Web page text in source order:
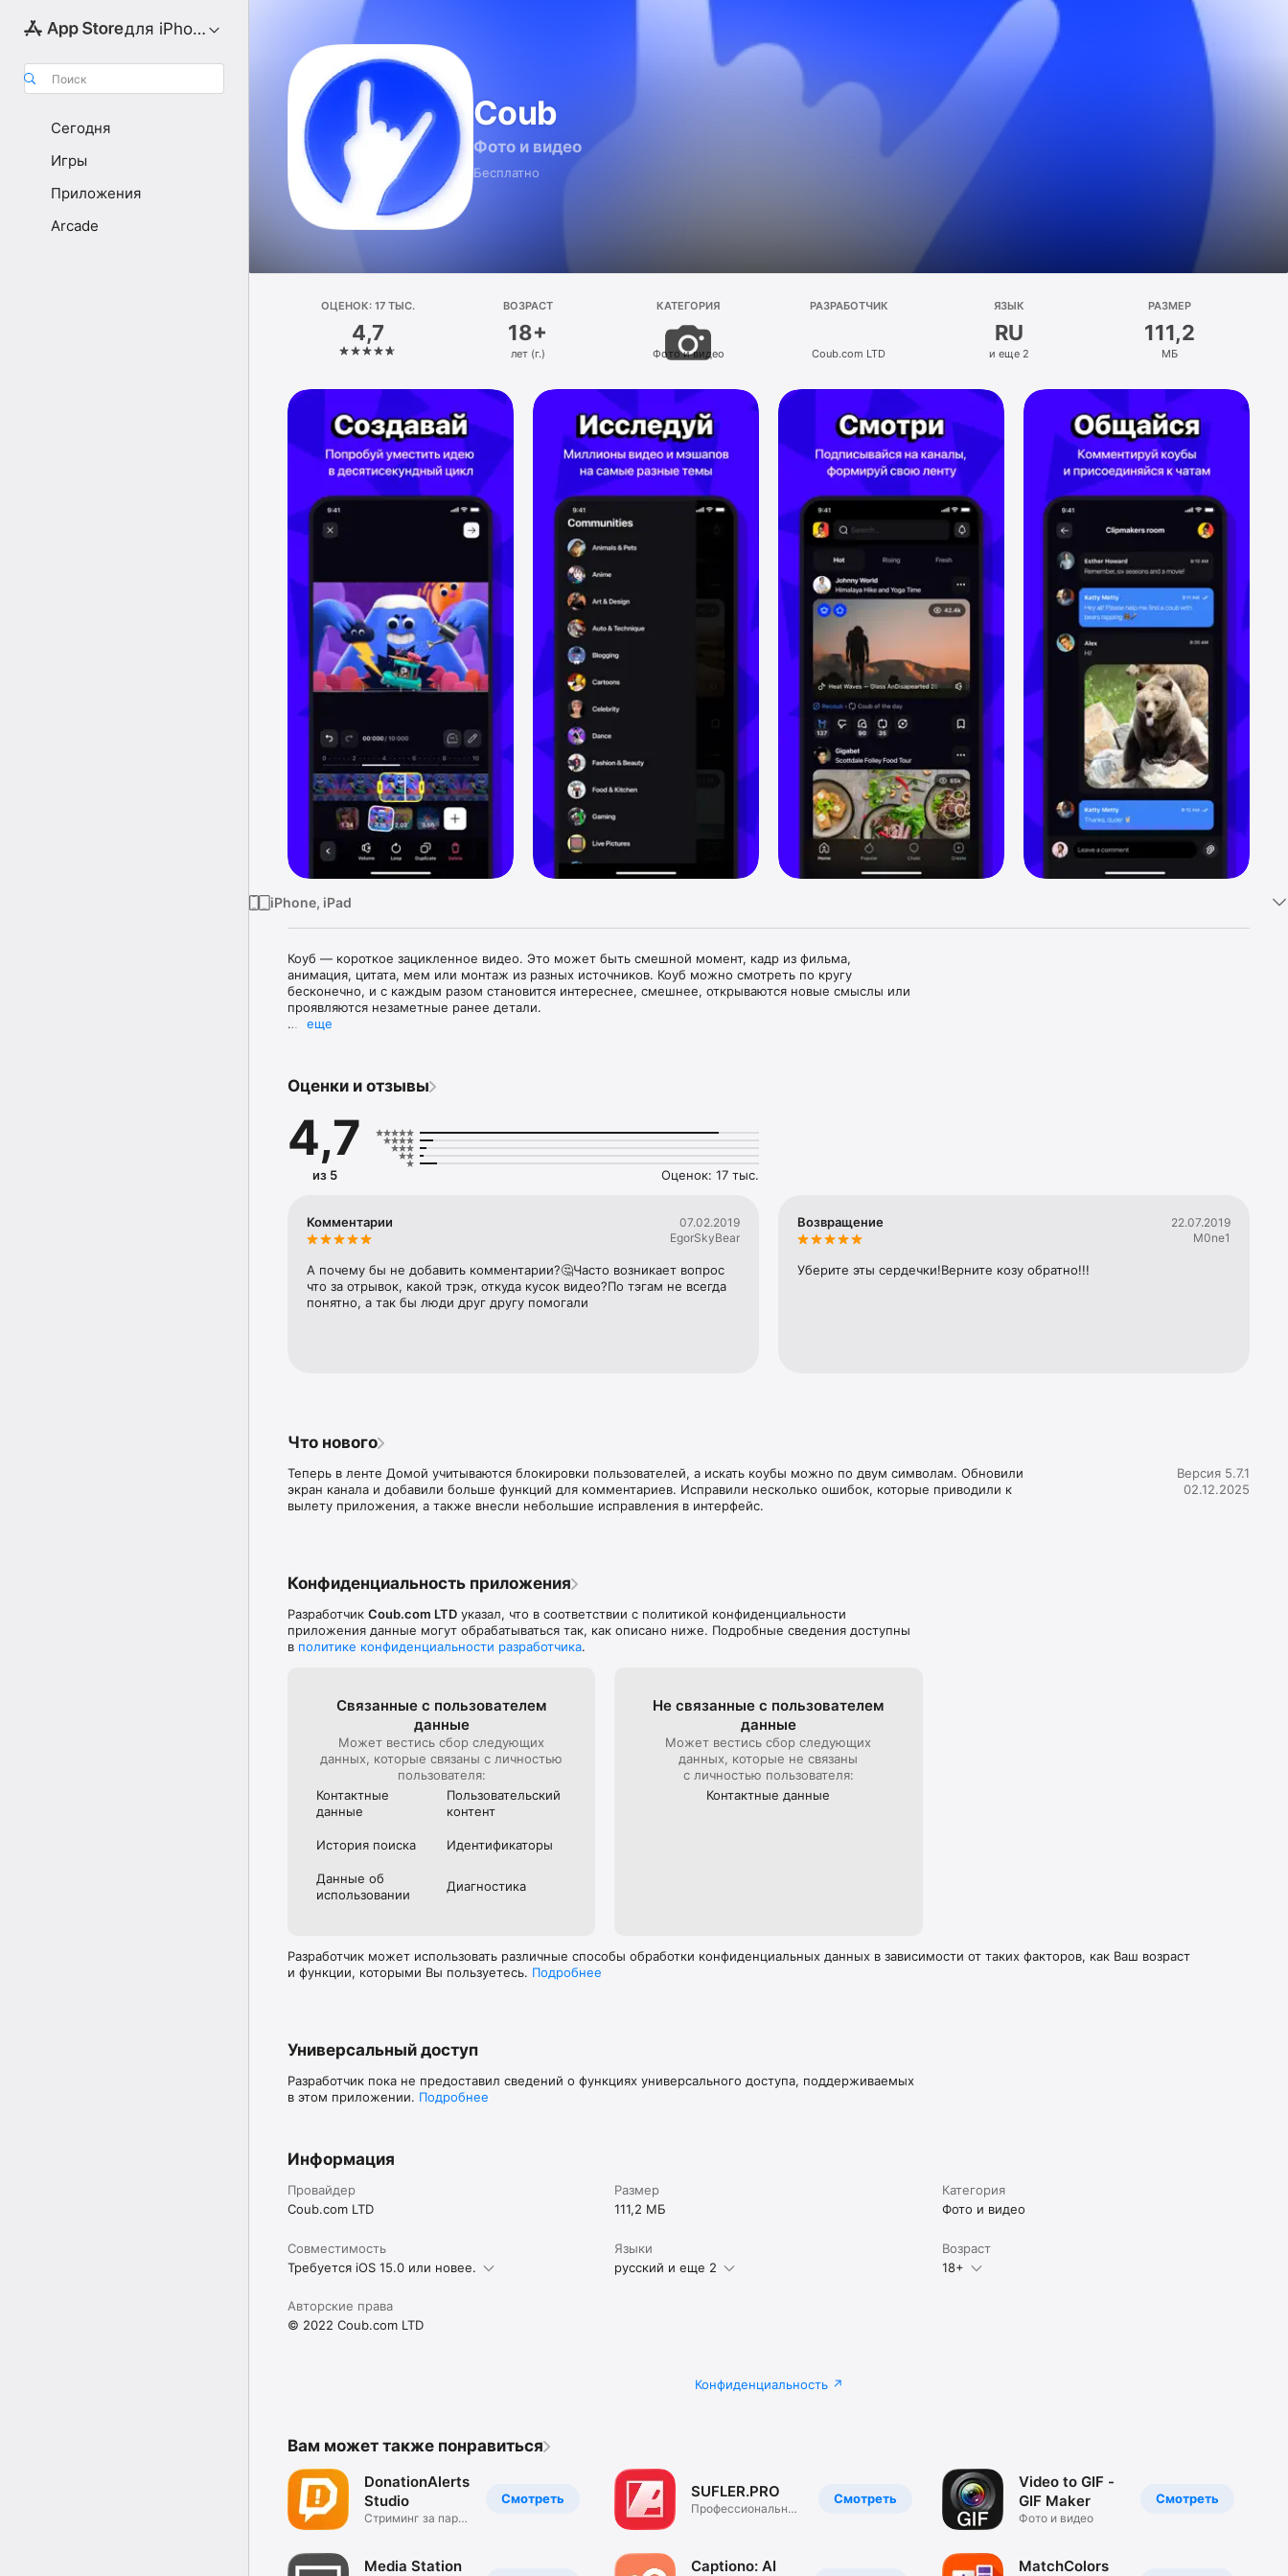
для iPhone
Поиск
Сегодня
Игры
Приложения
Arcade
Coub
Фото и видео
Бесплатно
ОЦЕНОК: 17 ТЫС.
4,7
ВОЗРАСТ
18+
лет (г.)
КАТЕГОРИЯ
Фото и видео
РАЗРАБОТЧИК
Coub.com LTD
ЯЗЫК
RU
и еще 2
РАЗМЕР
111,2
МБ
iPhone, iPad
Коуб — короткое зацикленное видео. Это может быть смешной момент, кадр из фильма,
анимация, цитата, мем или монтаж из разных источников. Коуб можно смотреть по кругу
бесконечно, и с каждым разом становится интереснее, смешнее, открываются новые смыслы или
проявляются незаметные ранее детали.
— Подписывайтесь на каналы других пользователей и собирайте понравившиеся коубы с помощью
— Смотрите ленты с популярными коубами и редакционные каналы.
— Делитесь коубами с друзьями в соцсетях. Коубы прекрасно работают во всех мессенджерах и
соцсетях.
— Коллекционируйте самые интересные коубы в своих тематических каналах.
еще
Оценки и отзывы
4,7
из 5 Оценок: 17 тыс.
Комментарии
07.02.2019
EgorSkyBear
А почему бы не добавить комментарии?🤔Часто возникает вопрос
что за отрывок, какой трэк, откуда кусок видео?По тэгам не всегда
понятно, а так бы люди друг другу помогали
Возвращение
22.07.2019
M0ne1
Уберите эты сердечки!Верните козу обратно!!!
Что нового
Теперь в ленте Домой учитываются блокировки пользователей, а искать коубы можно по двум символам. Обновили
экран канала и добавили больше функций для комментариев. Исправили несколько ошибок, которые приводили к
вылету приложения, а также внесли небольшие исправления в интерфейс.
Версия 5.7.1
02.12.2025
Конфиденциальность приложения
Разработчик Coub.com LTD указал, что в соответствии с политикой конфиденциальности
приложения данные могут обрабатываться так, как описано ниже. Подробные сведения доступны
в политике конфиденциальности разработчика.
Связанные с пользова­телем
данные
Может вестись сбор следующих
данных, которые связаны с личностью
пользователя:
Контактные
данные
Пользова­тель­ский
контент
История поиска Идентифика­торы
Данные об
использова­нии
Диагностика
Не связанные с пользова­телем
данные
Может вестись сбор следующих
данных, которые не связаны
с личностью пользователя:
Контактные данные
Разработчик может использовать различные способы обработки конфиденциальных данных в зависимости от таких факторов, как Ваш возраст
и функции, которыми Вы пользуетесь. Подробнее
Универсальный доступ
Разработчик пока не предоставил сведений о функциях универсального доступа, поддерживаемых
в этом приложении. Подробнее
Информация
Провайдер
Coub.com LTD
Размер
111,2 МБ
Категория
Фото и видео
Совместимость
Требуется iOS 15.0 или новее.
Языки
русский и еще 2
Возраст
18+
Авторские права
© 2022 Coub.com LTD
Конфиденциальность
Вам может также понравиться
Смотреть
DonationAlerts
Studio
Стриминг за пару
Media Station
Смотреть
SUFLER.PRO
Профессиональный
Captiono: AI
Смотреть
Video to GIF -
GIF Maker
Фото и видео
MatchColors